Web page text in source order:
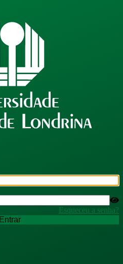
Esqueceu a senha?
Entrar